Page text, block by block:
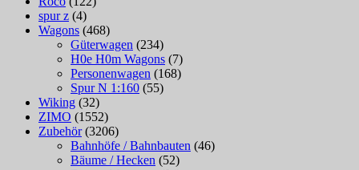
spur z (4)
Wagons (468)
Güterwagen (234)
H0e H0m Wagons (7)
Personenwagen (168)
Spur N 1:160 (55)
Wiking (32)
ZIMO (1552)
Zubehör (3206)
Bahnhöfe / Bahnbauten (46)
Bäume / Hecken (52)